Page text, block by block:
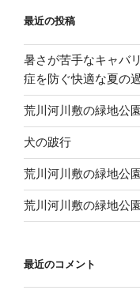
最近の投稿
暑さが苦手なキャバ
症を防ぐ快適な夏の
荒川河川敷の緑地公
犬の跛行
荒川河川敷の緑地公
荒川河川敷の緑地公
最近のコメント